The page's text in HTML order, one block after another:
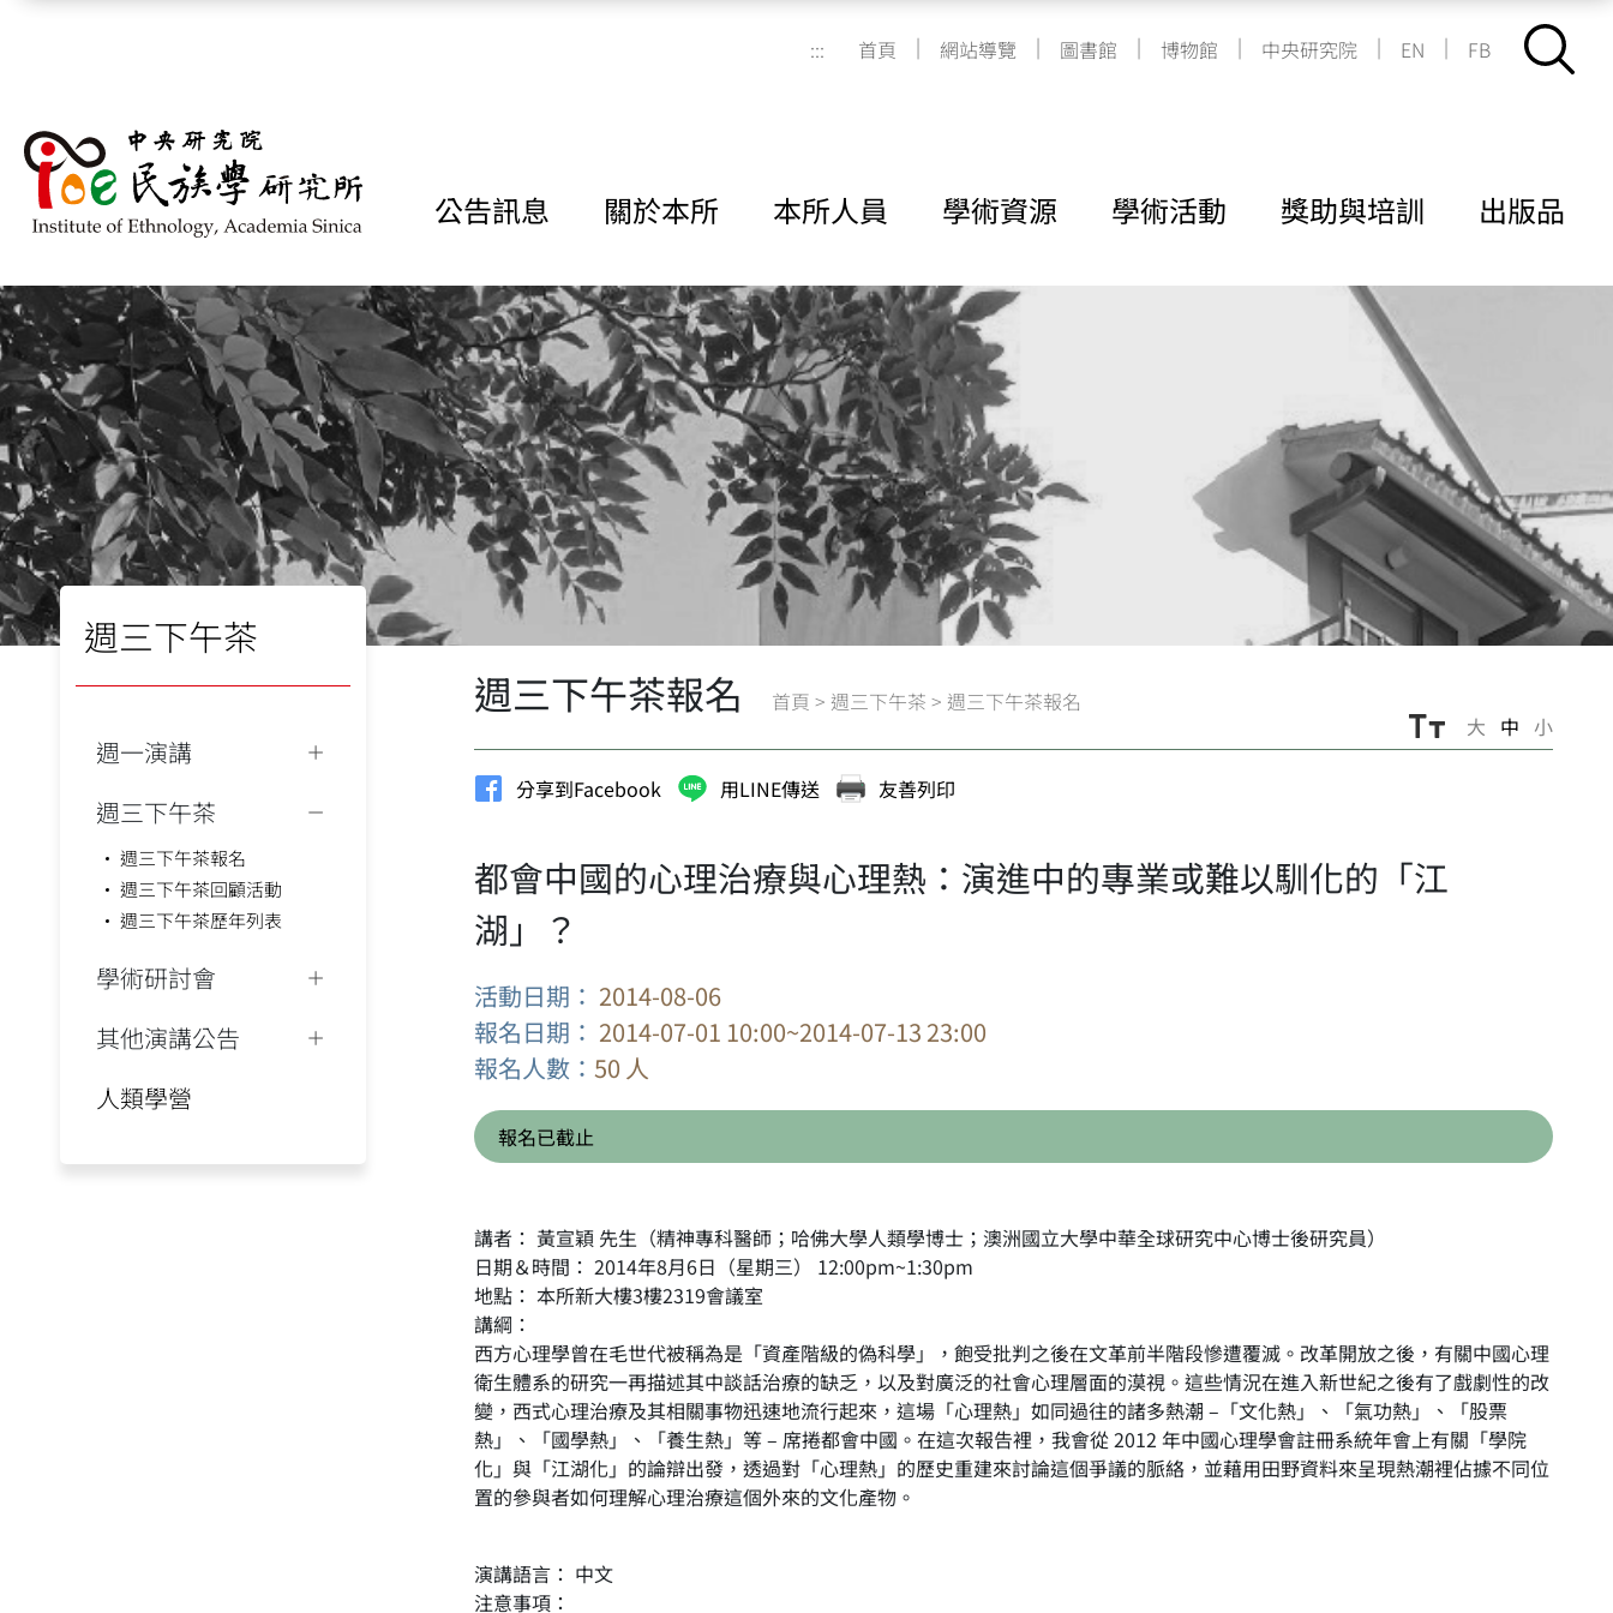
::: 首頁 | 網站導覽 | 圖書館 | 博物館 | 中央研究院 | EN | FB
公告訊息 關於本所 本所人員 學術資源 學術活動 獎助與培訓 出版品
週三下午茶
週一演講
週三下午茶
週三下午茶報名
週三下午茶回顧活動
週三下午茶歷年列表
學術研討會
其他演講公告
人類學營
週三下午茶報名 首頁 > 週三下午茶 > 週三下午茶報名
大 中 小
分享到Facebook 用LINE傳送 友善列印
都會中國的心理治療與心理熱：演進中的專業或難以馴化的「江
湖」？
活動日期： 2014-08-06
報名日期： 2014-07-01 10:00~2014-07-13 23:00
報名人數：50 人
報名已截止
講者： 黃宣穎 先生（精神專科醫師；哈佛大學人類學博士；澳洲國立大學中華全球研究中心博士後研究員）
日期＆時間： 2014年8月6日（星期三） 12:00pm~1:30pm
地點： 本所新大樓3樓2319會議室
講綱：
西方心理學曾在毛世代被稱為是「資產階級的偽科學」，飽受批判之後在文革前半階段慘遭覆滅。改革開放之後，有關中國心理
衛生體系的研究一再描述其中談話治療的缺乏，以及對廣泛的社會心理層面的漠視。這些情況在進入新世紀之後有了戲劇性的改
變，西式心理治療及其相關事物迅速地流行起來，這場「心理熱」如同過往的諸多熱潮 –「文化熱」、「氣功熱」、「股票
熱」、「國學熱」、「養生熱」等 – 席捲都會中國。在這次報告裡，我會從 2012 年中國心理學會註冊系統年會上有關「學院
化」與「江湖化」的論辯出發，透過對「心理熱」的歷史重建來討論這個爭議的脈絡，並藉用田野資料來呈現熱潮裡佔據不同位
置的參與者如何理解心理治療這個外來的文化產物。
演講語言： 中文
注意事項：